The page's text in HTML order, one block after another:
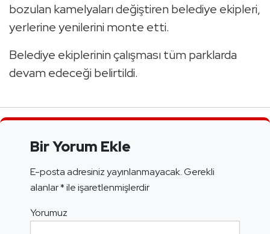
bozulan kamelyaları değiştiren belediye ekipleri,
yerlerine yenilerini monte etti.
Belediye ekiplerinin çalışması tüm parklarda
devam edeceği belirtildi.
Bir Yorum Ekle
E-posta adresiniz yayınlanmayacak.Gerekli
alanlar*ile işaretlenmişlerdir
Yorumuz